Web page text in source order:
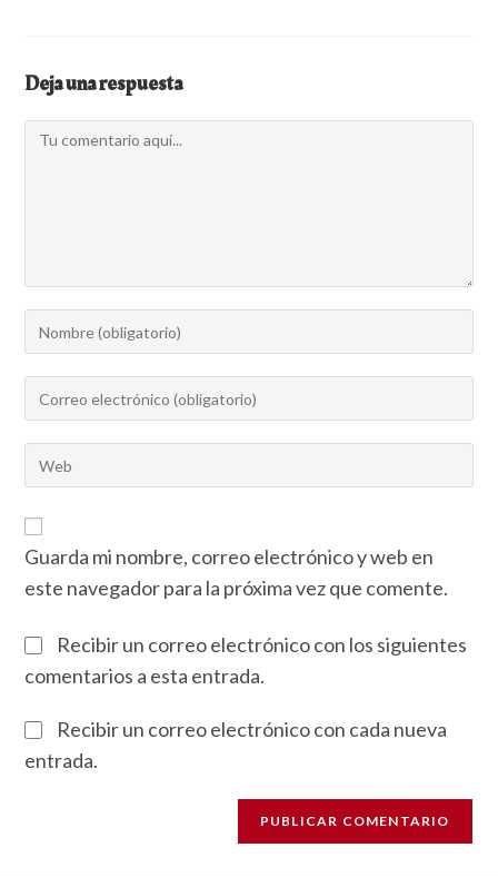
Deja una respuesta
Guarda mi nombre, correo electrónico y web en
este navegador para la próxima vez que comente.
Recibir un correo electrónico con los siguientes
comentarios a esta entrada.
Recibir un correo electrónico con cada nueva
entrada.